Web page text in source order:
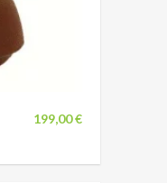
199,00 €